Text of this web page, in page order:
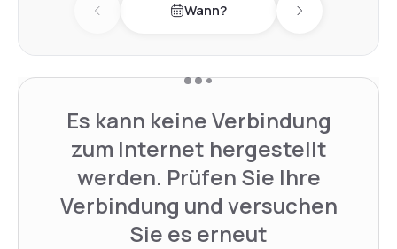
Previous day Wann? Next day
Es kann keine Verbindung
zum Internet hergestellt
werden. Prüfen Sie Ihre
Verbindung und versuchen
Sie es erneut